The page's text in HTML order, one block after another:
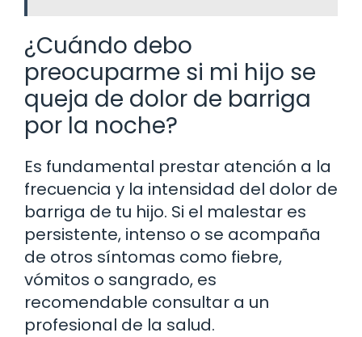
¿Cuándo debo
preocuparme si mi hijo se
queja de dolor de barriga
por la noche?
Es fundamental prestar atención a la
frecuencia y la intensidad del dolor de
barriga de tu hijo. Si el malestar es
persistente, intenso o se acompaña
de otros síntomas como fiebre,
vómitos o sangrado, es
recomendable consultar a un
profesional de la salud.